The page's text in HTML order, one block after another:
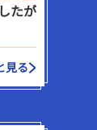
たが
見る